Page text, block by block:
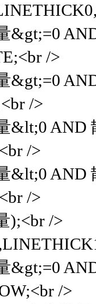
&gt;=0
/>
&gt;=0
/>
&lt;0 AND
/>
&lt;0 AND
/>
);<br />
&gt;=0
/>